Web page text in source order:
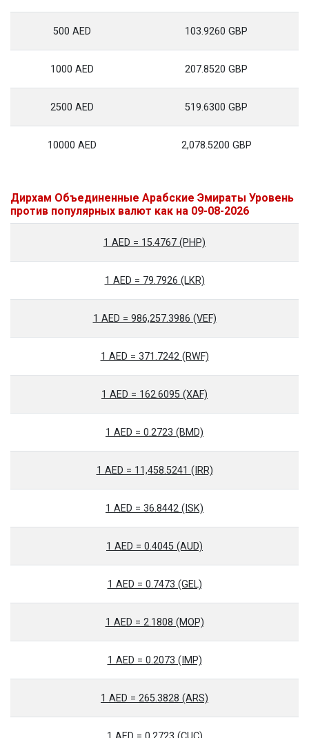
500 AED 103.9260 GBP
1000 AED 207.8520 GBP
2500 AED 519.6300 GBP
10000 AED 2,078.5200 GBP
Дирхам Объединенные Арабские Эмираты Уровень
против популярных валют как на 09-08-2026
1 AED = 15.4767 (PHP)
1 AED = 79.7926 (LKR)
1 AED = 986,257.3986 (VEF)
1 AED = 371.7242 (RWF)
1 AED = 162.6095 (XAF)
1 AED = 0.2723 (BMD)
1 AED = 11,458.5241 (IRR)
1 AED = 36.8442 (ISK)
1 AED = 0.4045 (AUD)
1 AED = 0.7473 (GEL)
1 AED = 2.1808 (MOP)
1 AED = 0.2073 (IMP)
1 AED = 265.3828 (ARS)